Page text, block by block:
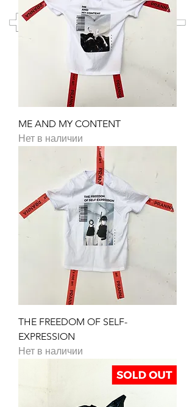
pranna
ME AND MY CONTENT
Нет в наличии
THE FREEDOM OF SELF-
EXPRESSION
Нет в наличии